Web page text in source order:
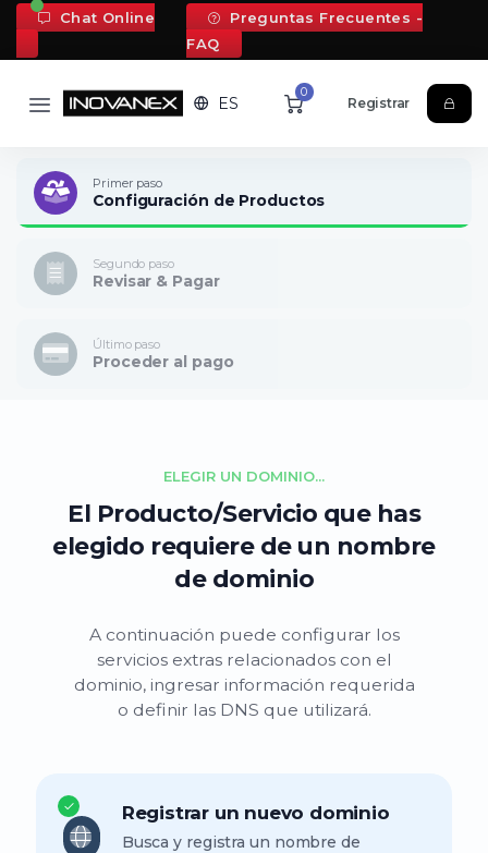
Chat Online
Preguntas Frecuentes -
FAQ
ES
0
Registrar
Primer paso
Configuración de Productos
Segundo paso
Revisar & Pagar
Último paso
Proceder al pago
ELEGIR UN DOMINIO...
El Producto/Servicio que has
elegido requiere de un nombre
de dominio
A continuación puede configurar los
servicios extras relacionados con el
dominio, ingresar información requerida
o definir las DNS que utilizará.
Registrar un nuevo dominio
Busca y registra un nombre de